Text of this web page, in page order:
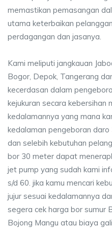
memastikan pemasangan
utama keterbaikan
perdagangan dan jasanya.
Kami meliputi jangkauan
Bogor, Depok, Tangerang
kecerdasan dalam
kejukuran secara kebersihan
kedalamannya yang mana
kedalaman pengeboran
dan selebih kebutuhan
bor 30 meter dapat
jet pump yang sudah kami
s/d 60. jika kamu mencari
jujur sesuai kedalamannya
segera cek harga bor sumur
Bojong Mangu atau biaya